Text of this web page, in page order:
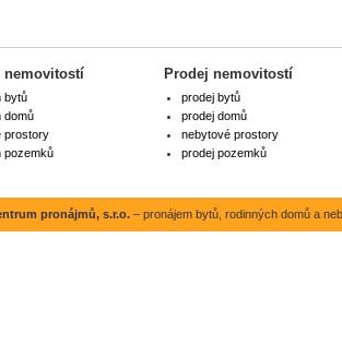
nemovitostí
bytů
domů
prostory
pozemků
Prodej nemovitostí
prodej bytů
prodej domů
nebytové prostory
prodej pozemků
pronájmů, s.r.o.– pronájem bytů, rodinných domů a